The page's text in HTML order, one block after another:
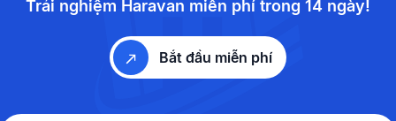
Trải nghiệm Haravan miễn phí trong 14 ngày!
Bắt đầu miễn phí